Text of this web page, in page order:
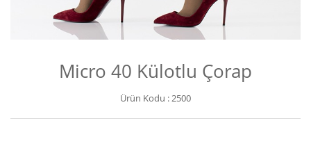
Micro 40 Külotlu Çorap
Ürün Kodu :2500